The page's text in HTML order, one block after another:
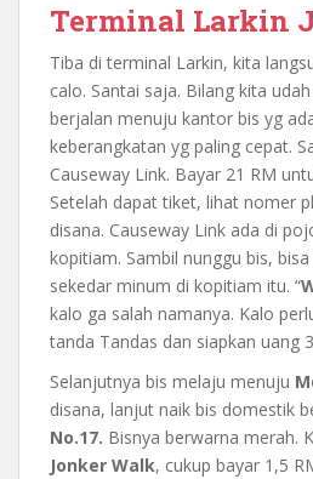
Terminal Larkin
Tiba di terminal Larkin, kita
calo. Santai saja. Bilang kita
berjalan menuju kantor bis yg
keberangkatan yg paling cepat.
Causeway Link. Bayar 21 RM
Setelah dapat tiket, lihat nomer
disana. Causeway Link ada di
kopitiam. Sambil nunggu bis,
sekedar minum di kopitiam itu. “
kalo ga salah namanya. Kalo
tanda Tandas dan siapkan uang
Selanjutnya bis melaju menuju
disana, lanjut naik bis domestik
No.17. Bisnya berwarna merah.
Jonker Walk, cukup bayar 1,5